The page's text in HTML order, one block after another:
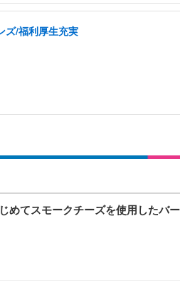
ズ/福利厚生充実
めてスモークチーズを使用したバ